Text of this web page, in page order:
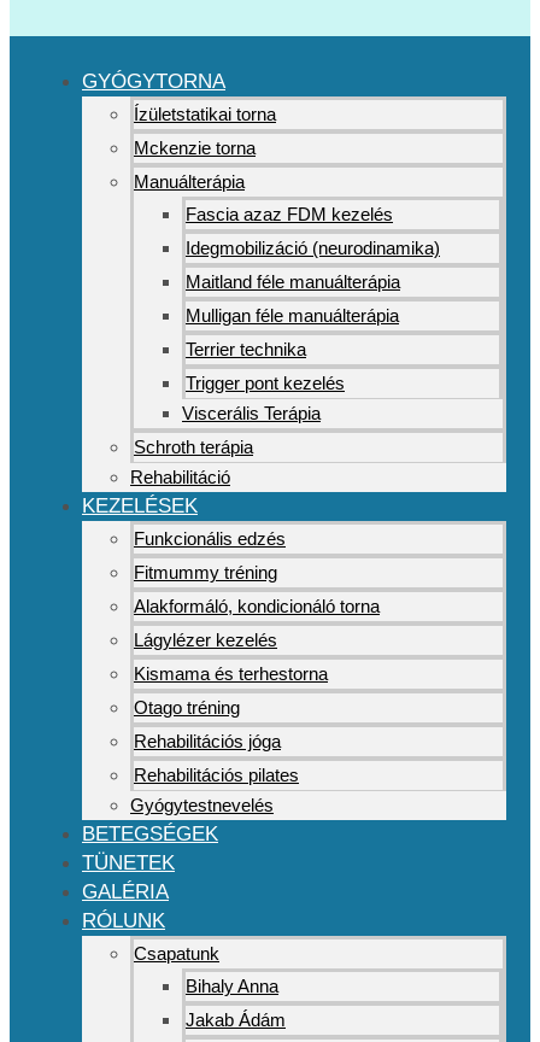
GYÓGYTORNA
Ízületstatikai torna
Mckenzie torna
Manuálterápia
Fascia azaz FDM kezelés
Idegmobilizáció (neurodinamika)
Maitland féle manuálterápia
Mulligan féle manuálterápia
Terrier technika
Trigger pont kezelés
Viscerális Terápia
Schroth terápia
Rehabilitáció
KEZELÉSEK
Funkcionális edzés
Fitmummy tréning
Alakformáló, kondicionáló torna
Lágylézer kezelés
Kismama és terhestorna
Otago tréning
Rehabilitációs jóga
Rehabilitációs pilates
Gyógytestnevelés
BETEGSÉGEK
TÜNETEK
GALÉRIA
RÓLUNK
Csapatunk
Bihaly Anna
Jakab Ádám